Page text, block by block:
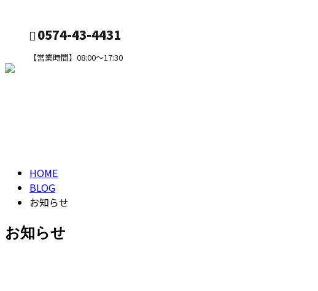
0574-43-4431
【営業時間】08:00～17:30
HOME
BLOG
お知らせ
お知らせ